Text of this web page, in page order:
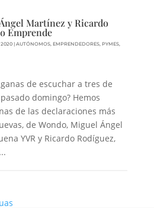
Martínez y Ricardo
Emprende
2020| AUTÓNOMOS, EMPRENDEDORES, PYMES,
de escuchar a tres de
domingo? Hemos
de las declaraciones más
de Wondo, Miguel Ángel
YVR y Ricardo Rodíguez,